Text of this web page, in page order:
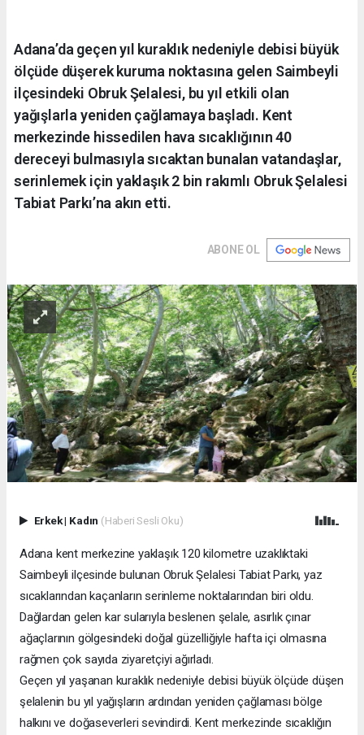
Adana’da geçen yıl kuraklık nedeniyle debisi büyük
ölçüde düşerek kuruma noktasına gelen Saimbeyli
ilçesindeki Obruk Şelalesi, bu yıl etkili olan
yağışlarla yeniden çağlamaya başladı. Kent
merkezinde hissedilen hava sıcaklığının 40
dereceyi bulmasıyla sıcaktan bunalan vatandaşlar,
serinlemek için yaklaşık 2 bin rakımlı Obruk Şelalesi
Tabiat Parkı’na akın etti.
ABONE OL
Erkek| Kadın (Haberi Sesli Oku)
Adana kent merkezine yaklaşık 120 kilometre uzaklıktaki
Saimbeyli ilçesinde bulunan Obruk Şelalesi Tabiat Parkı, yaz
sıcaklarından kaçanların serinleme noktalarından biri oldu.
Dağlardan gelen kar sularıyla beslenen şelale, asırlık çınar
ağaçlarının gölgesindeki doğal güzelliğiyle hafta içi olmasına
rağmen çok sayıda ziyaretçiyi ağırladı.
Geçen yıl yaşanan kuraklık nedeniyle debisi büyük ölçüde düşen
şelalenin bu yıl yağışların ardından yeniden çağlaması bölge
halkını ve doğaseverleri sevindirdi. Kent merkezinde sıcaklığın